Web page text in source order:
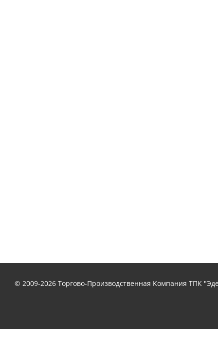
© 2009-2026 Торгово-Производственная Компания ТПК